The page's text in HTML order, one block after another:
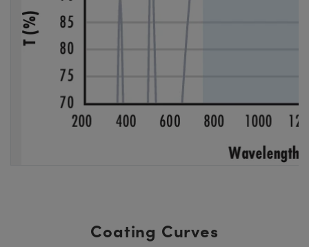
Coating Curves